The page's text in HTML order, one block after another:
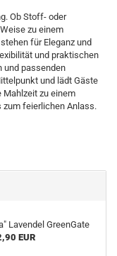
Ob Stoff- oder
zu einem
für Eleganz und
und praktischen
und passenden
und lädt Gäste
Mahlzeit zu einem
zum feierlichen Anlass.
Lavendel GreenGate
EUR